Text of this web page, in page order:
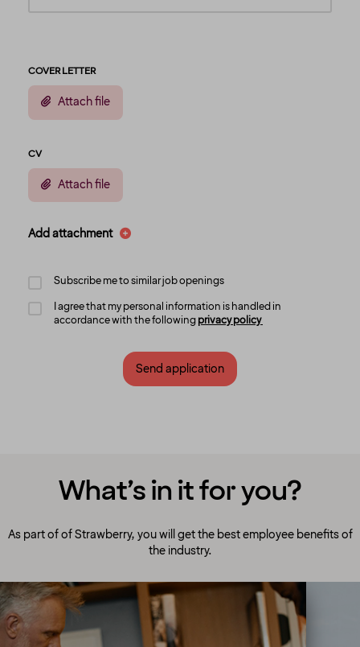
COVER LETTER
Attach file
CV
Attach file
Add attachment
Subscribe me to similar job openings
I agree that my personal information is handled in
accordance with the followingprivacy policy
Send application
What’s in it for you?
As part of of Strawberry, you will get the best employee benefits of
the industry.